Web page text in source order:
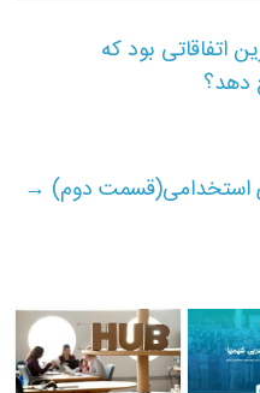
اتفاقاتی بود که
→